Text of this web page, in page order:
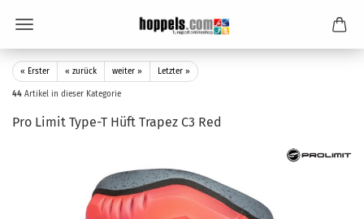
« Erster « zurück weiter » Letzter »
44 Artikel in dieser Kategorie
Pro Limit Type-T Hüft Trapez C3 Red